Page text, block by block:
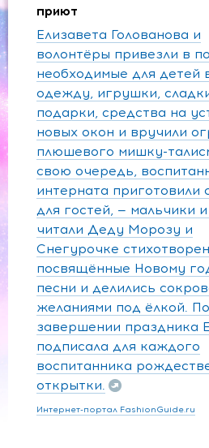
приют
Елизавета Голованова и
волонтёры привезли в
необходимые для детей
одежду, игрушки,
подарки, средства на
новых окон и вручили
плюшевого мишку-
свою очередь,
интерната приготовили
для гостей, — мальчики
читали Деду Морозу и
Снегурочке
посвящённые Новому
песни и делились
желаниями под ёлкой. По
завершении праздника
подписала для каждого
воспитанника
открытки.
Интернет-портал FashionGuide.ru